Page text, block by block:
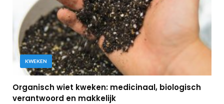
KWEKEN
Organisch wiet kweken: medicinaal, biologisch
verantwoord en makkelijk